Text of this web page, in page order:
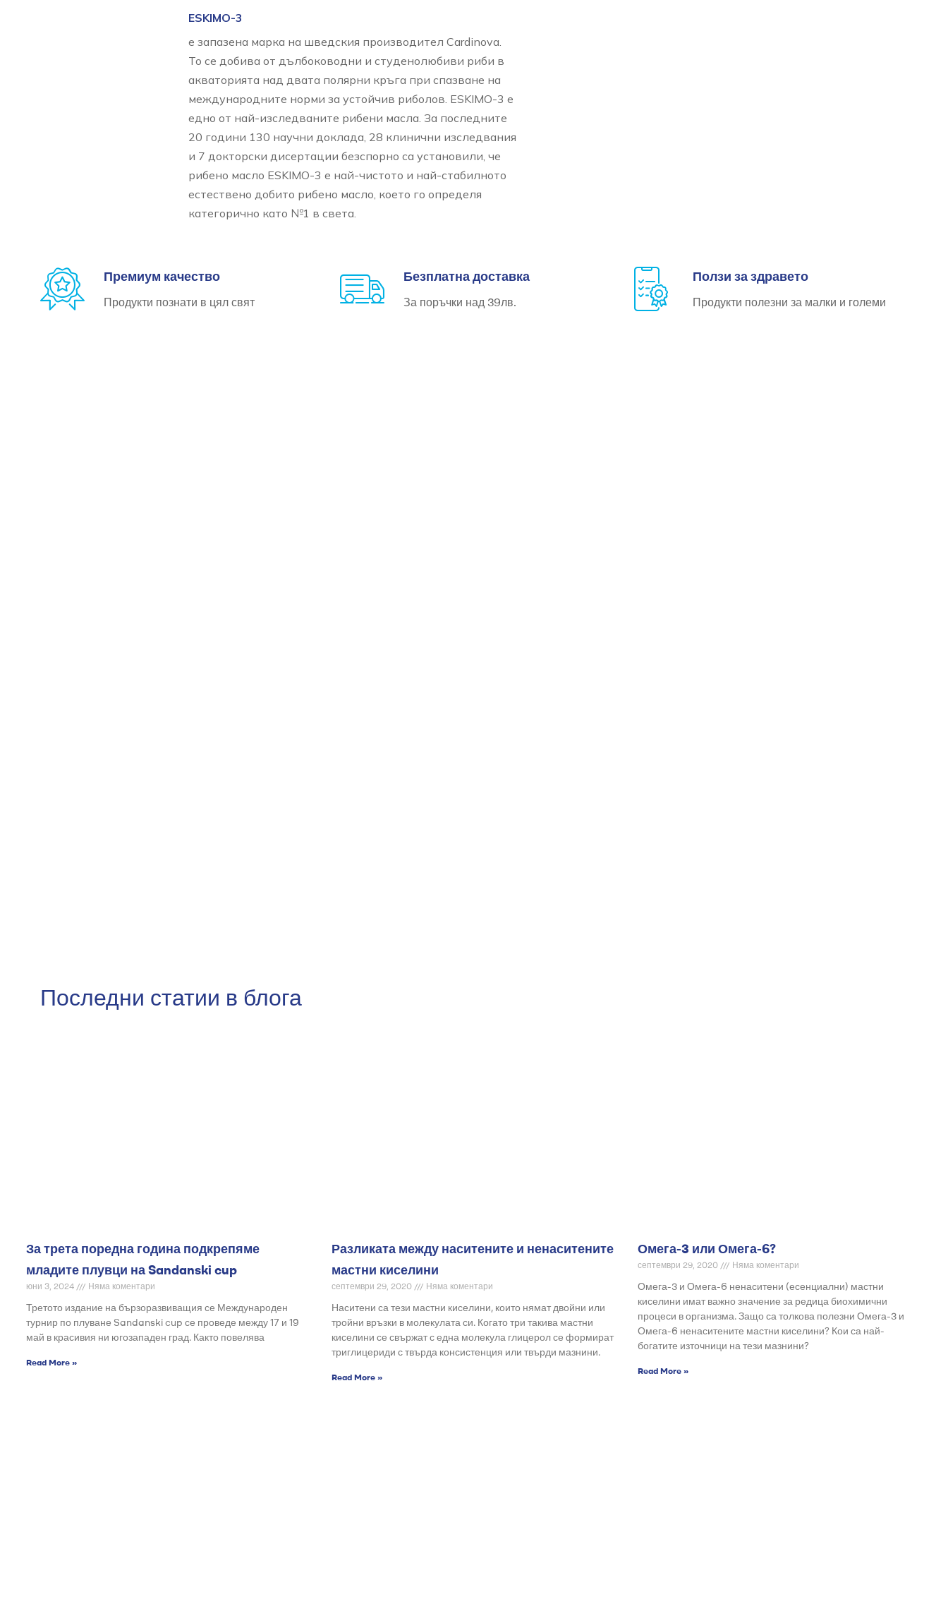
ESKIMO-3
е запазена марка на шведския производител Cardinova.
То се добива от дълбоководни и студенолюбиви риби в
акваторията над двата полярни кръга при спазване на
международните норми за устойчив риболов. ESKIMO-3 е
едно от най-изследваните рибени масла. За последните
20 години 130 научни доклада, 28 клинични изследвания
и 7 докторски дисертации безспорно са установили, че
рибено масло ESKIMO-3 е най-чистото и най-стабилното
естествено добито рибено масло, което го определя
категорично като №1 в света.
Премиум качество
Продукти познати в цял свят
Безплатна доставка
За поръчки над 39лв.
Ползи за здравето
Продукти полезни за малки и големи
Последни статии в блога
За трета поредна година подкрепяме
младите плувци на Sandanski cup
юни 3, 2024 Няма коментари
Третото издание на бързоразвиващия се Международен
турнир по плуване Sandanski cup се проведе между 17 и 19
май в красивия ни югозападен град. Както повелява
Read More »
Разликата между наситените и ненаситените
мастни киселини
септември 29, 2020 Няма коментари
Наситени са тези мастни киселини, които нямат двойни или
тройни връзки в молекулата си. Когато три такива мастни
киселини се свържат с една молекула глицерол се формират
триглицериди с твърда консистенция или твърди мазнини.
Read More »
Омега-3 или Омега-6?
септември 29, 2020 Няма коментари
Омега-3 и Омега-6 ненаситени (есенциални) мастни
киселини имат важно значение за редица биохимични
процеси в организма. Защо са толкова полезни Омега-3 и
Омега-6 ненаситените мастни киселини? Кои са най-
богатите източници на тези мазнини?
Read More »